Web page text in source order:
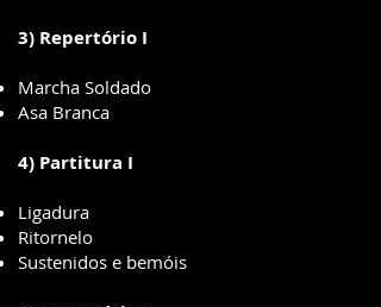
3) Repertório I
Marcha Soldado
Asa Branca
4) Partitura I
Ligadura
Ritornelo
Sustenidos e bemóis